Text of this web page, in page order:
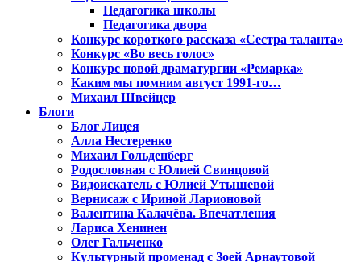
Педагогика школы
Педагогика двора
Конкурс короткого рассказа «Сестра таланта»
Конкурс «Во весь голос»
Конкурс новой драматургии «Ремарка»
Каким мы помним август 1991-го…
Михаил Швейцер
Блоги
Блог Лицея
Алла Нестеренко
Михаил Гольденберг
Родословная с Юлией Свинцовой
Видоискатель с Юлией Утышевой
Вернисаж с Ириной Ларионовой
Валентина Калачёва. Впечатления
Лариса Хенинен
Олег Гальченко
Культурный променад с Зоей Арнаутовой